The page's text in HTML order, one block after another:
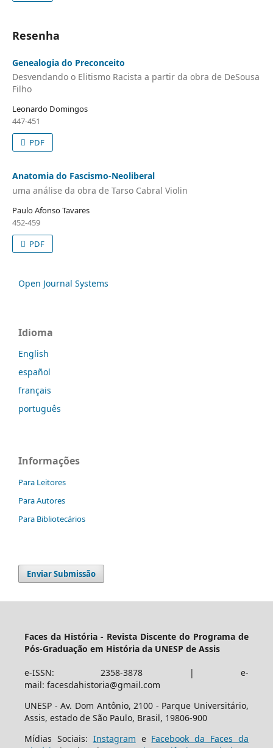
Resenha
Genealogia do Preconceito
Desvendando o Elitismo Racista a partir da obra de DeSousa
Filho
Leonardo Domingos
447-451
PDF
Anatomia do Fascismo-Neoliberal
uma análise da obra de Tarso Cabral Violin
Paulo Afonso Tavares
452-459
PDF
Open Journal Systems
Idioma
English
español
français
português
Informações
Para Leitores
Para Autores
Para Bibliotecários
Enviar Submissão
Faces da História - Revista Discente do Programa de
Pós-Graduação em História da UNESP de Assis
e-ISSN: 2358-3878 | e-
mail: facesdahistoria@gmail.com
UNESP - Av. Dom Antônio, 2100 - Parque Universitário,
Assis, estado de São Paulo, Brasil, 19806-900
Mídias Sociais: Instagram e Facebook da Faces da